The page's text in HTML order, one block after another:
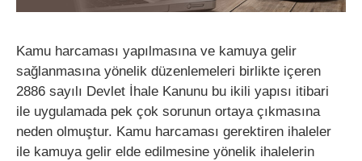
Kamu harcaması yapılmasına ve kamuya gelir
sağlanmasına yönelik düzenlemeleri birlikte içeren
2886 sayılı Devlet İhale Kanunu bu ikili yapısı itibari
ile uygulamada pek çok sorunun ortaya çıkmasına
neden olmuştur. Kamu harcaması gerektiren ihaleler
ile kamuya gelir elde edilmesine yönelik ihalelerin